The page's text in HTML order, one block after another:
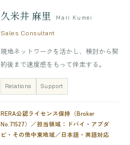
久米井 麻里 Mari Kumei
Sales Consultant
現地ネットワークを活かし、検討から契
約後まで速度感をもって伴走する。
Relations Support
RERA公認ライセンス保持（Broker
No.71527）／担当領域：ドバイ・アブダ
ビ・その他中東地域／日本語・英語対応